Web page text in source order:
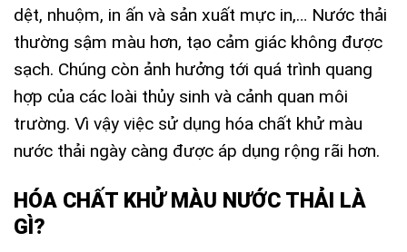
dệt, nhuộm, in ấn và sản xuất mực in,… Nước thải
thường sậm màu hơn, tạo cảm giác không được
sạch. Chúng còn ảnh hưởng tới quá trình quang
hợp của các loài thủy sinh và cảnh quan môi
trường. Vì vậy việc sử dụng hóa chất khử màu
nước thải ngày càng được áp dụng rộng rãi hơn.
HÓA CHẤT KHỬ MÀU NƯỚC THẢI LÀ
GÌ?